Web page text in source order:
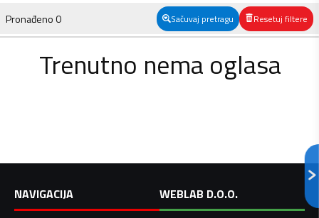
Pronađeno0 Sačuvaj pretragu Resetuj filtere
Trenutno nema oglasa
NAVIGACIJA
WEBLAB D.O.O.